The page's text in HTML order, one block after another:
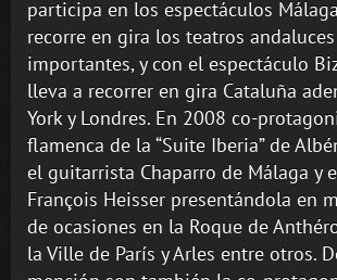
participa en los espectáculos
recorre en gira los teatros
importantes, y con el espectáculo
lleva a recorrer en gira Cataluña
York y Londres. En 2008 co-
flamenca de la “Suite Iberia” de
el guitarrista Chaparro de Málaga y
François Heisser presentándola en
de ocasiones en la Roque de
la Ville de París y Arles entre otros.